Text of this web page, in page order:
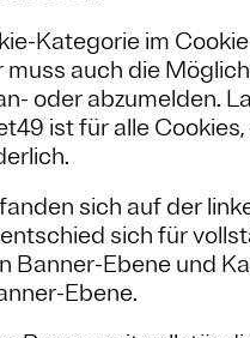
Kategorie im
auch die
oder abzumelden.
ist für alle
sich auf der
sich für
Banner-Ebene und
Ebene.